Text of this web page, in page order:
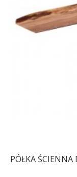
PÓŁKA ŚCIENNA